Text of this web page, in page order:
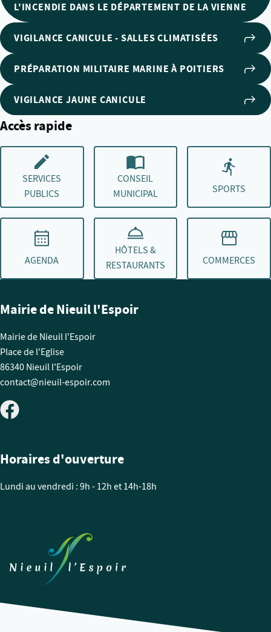
L'INCENDIE DANS LE DÉPARTEMENT DE LA VIENNE
VIGILANCE CANICULE - SALLES CLIMATISÉES
PRÉPARATION MILITAIRE MARINE À POITIERS
VIGILANCE JAUNE CANICULE
Accès rapide
SERVICES
PUBLICS
CONSEIL
MUNICIPAL
SPORTS
AGENDA
HÔTELS &
RESTAURANTS
COMMERCES
Mairie de Nieuil l'Espoir
Mairie de Nieuil l'Espoir
Place de l'Eglise
86340 Nieuil l'Espoir
contact@nieuil-espoir.com
Horaires d'ouverture
Lundi au vendredi : 9h - 12h et 14h-18h